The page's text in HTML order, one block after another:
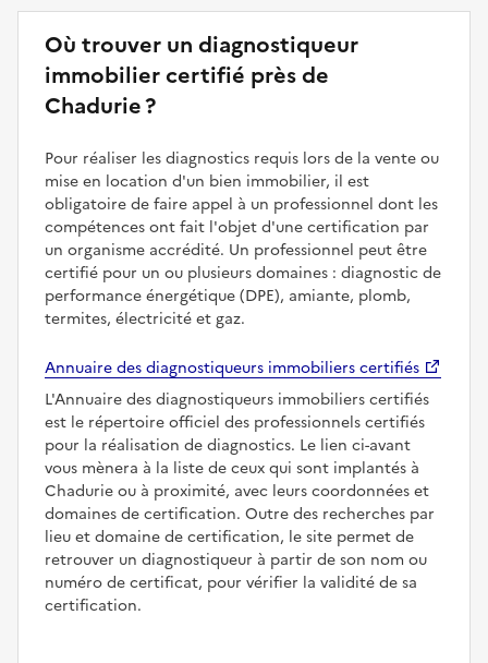
Où trouver un diagnostiqueur
immobilier certifié près de
Chadurie ?
Pour réaliser les diagnostics requis lors de la vente ou
mise en location d'un bien immobilier, il est
obligatoire de faire appel à un professionnel dont les
compétences ont fait l'objet d'une certification par
un organisme accrédité. Un professionnel peut être
certifié pour un ou plusieurs domaines : diagnostic de
performance énergétique (DPE), amiante, plomb,
termites, électricité et gaz.
Annuaire des diagnostiqueurs immobiliers certifiés
L'Annuaire des diagnostiqueurs immobiliers certifiés
est le répertoire officiel des professionnels certifiés
pour la réalisation de diagnostics. Le lien ci-avant
vous mènera à la liste de ceux qui sont implantés à
Chadurie ou à proximité, avec leurs coordonnées et
domaines de certification. Outre des recherches par
lieu et domaine de certification, le site permet de
retrouver un diagnostiqueur à partir de son nom ou
numéro de certificat, pour vérifier la validité de sa
certification.